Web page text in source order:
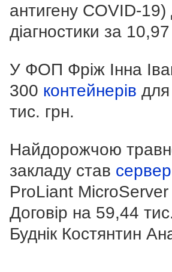
антигену COVID-
діагностики за
У ФОП Фріж Інна
300 контейнерів для
тис. грн.
Найдорожчою
закладу став сервер
ProLiant
Договір на 59,44
Буднік Костянтин